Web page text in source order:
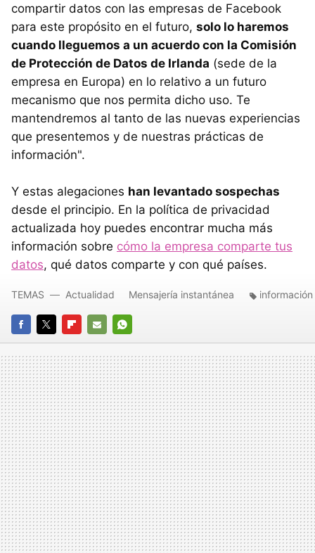
compartir datos con las empresas de Facebook
para este propósito en el futuro, solo lo haremos
cuando lleguemos a un acuerdo con la Comisión
de Protección de Datos de Irlanda (sede de la
empresa en Europa) en lo relativo a un futuro
mecanismo que nos permita dicho uso. Te
mantendremos al tanto de las nuevas experiencias
que presentemos y de nuestras prácticas de
información".
Y estas alegaciones han levantado sospechas
desde el principio. En la política de privacidad
actualizada hoy puedes encontrar mucha más
información sobre cómo la empresa comparte tus
datos, qué datos comparte y con qué países.
FACEBOOK
TWITTERFLIPBOARD
E-
MAIL
WHATSAPP
TEMAS Actualidad Mensajería instantánea información